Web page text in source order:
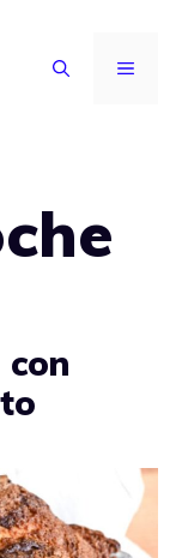
MENU